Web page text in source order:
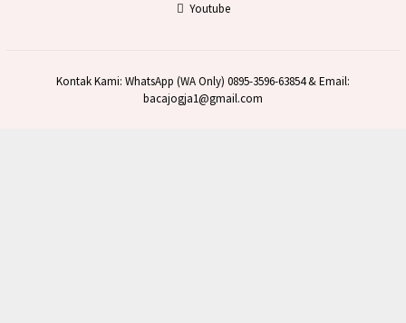
Youtube
Kontak Kami: WhatsApp (WA Only) 0895-3596-63854 & Email:
bacajogja1@gmail.com